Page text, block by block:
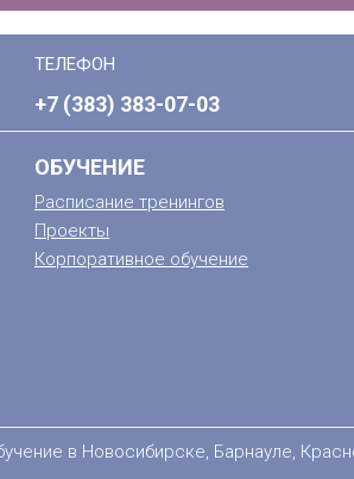
ТЕЛЕФОН
+7 (383) 383-07-03
ОБУЧЕНИЕ
Расписание тренингов
Проекты
Корпоративное обучение
в Новосибирске, Барнауле,